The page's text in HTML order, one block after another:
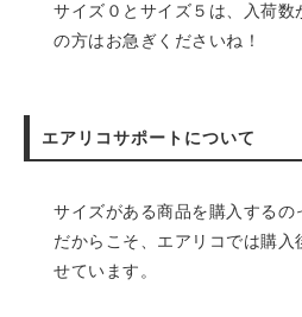
サイズ０とサイズ５は、入荷数
の方はお急ぎくださいね！
エアリコサポートについて
サイズがある商品を購入するの
だからこそ、エアリコでは購入
せています。